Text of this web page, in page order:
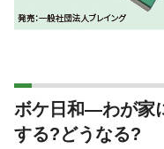
ボケ日和―わが家
する?どうなる?